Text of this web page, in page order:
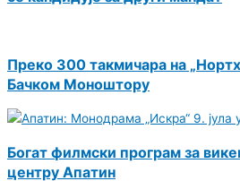
Преко 300 такмичара на
Бачком Моноштору
Богат филмски програм за
центру Апатин